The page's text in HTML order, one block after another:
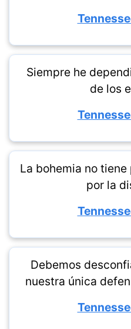
Siempre he
de los
La bohemia no
por la
Debemos
nuestra única